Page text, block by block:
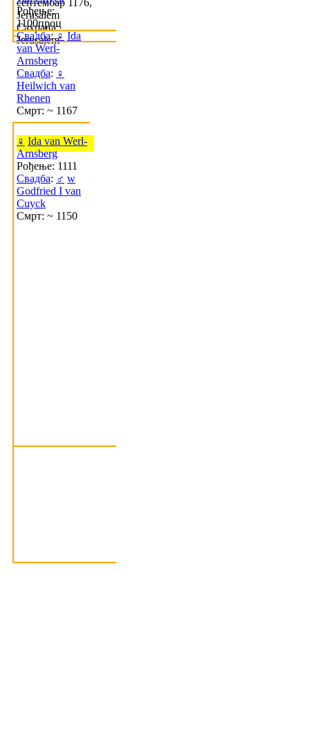
септембар 1176,
Jerusalem
Сахрана:
Jerusalem
Рођење:
1100проц
Свадба:♀ Ida
van Werl-
Arnsberg
Свадба: ♀
Heilwich van
Rhenen
Смрт: ~ 1167
♀ Ida van Werl-
Arnsberg
Рођење: 1111
Свадба: ♂ w
Godfried I van
Cuyck
Смрт: ~ 1150